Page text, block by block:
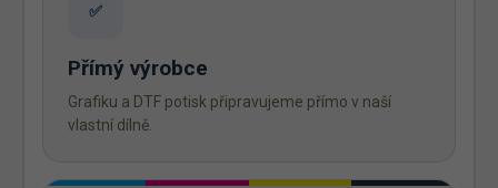
✅
Přímý výrobce
Grafiku a DTF potisk připravujeme přímo v naší
vlastní dílně.